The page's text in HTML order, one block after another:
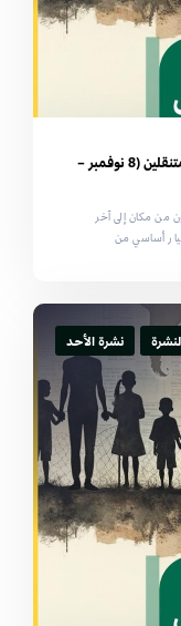
الأحداث والتطورات الخاصة بالأشخاص المتنقلين (8 نوفمبر –
من مكان إلى آخر
أساسي من
نشرة الأحد